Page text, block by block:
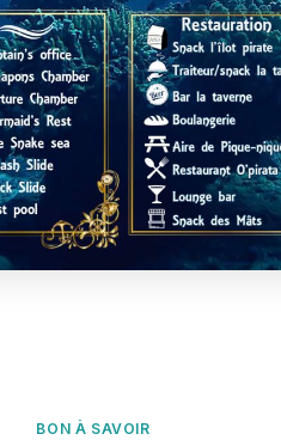
BON À SAVOIR